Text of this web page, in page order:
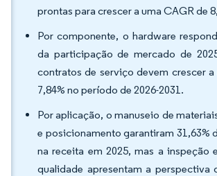
prontas para crescer a uma CAGR de
Por componente, o hardware
da participação de mercado de
contratos de serviço devem crescer a
7,84% no período de 2026-2031.
Por aplicação, o manuseio de
e posicionamento garantiram 31,63%
na receita em 2025, mas a inspeção
qualidade apresentam a perspectiva